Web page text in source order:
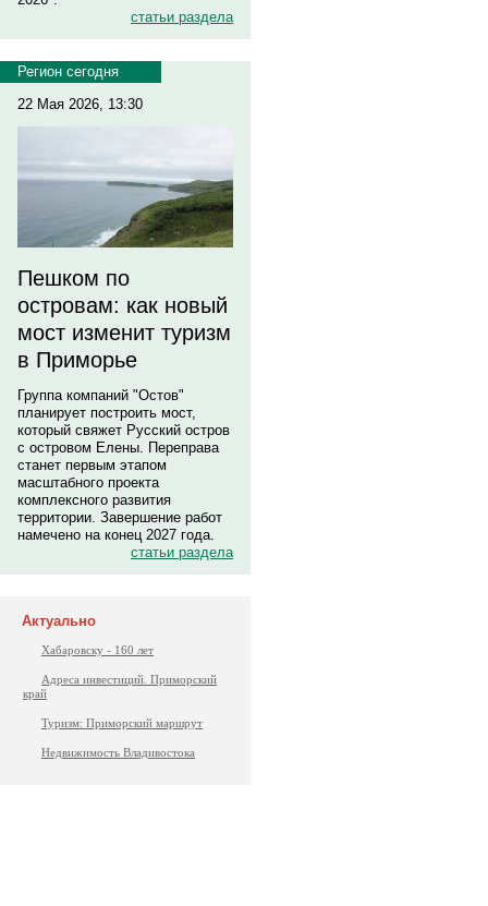
статьи раздела
Регион сегодня
22 Мая 2026, 13:30
Пешком по
островам: как новый
мост изменит туризм
в Приморье
Группа компаний "Остов"
планирует построить мост,
который свяжет Русский остров
с островом Елены. Переправа
станет первым этапом
масштабного проекта
комплексного развития
территории. Завершение работ
намечено на конец 2027 года.
статьи раздела
Актуально
Хабаровску - 160 лет
Адреса инвестиций. Приморский
край
Туризм: Приморский маршрут
Недвижимость Владивостока